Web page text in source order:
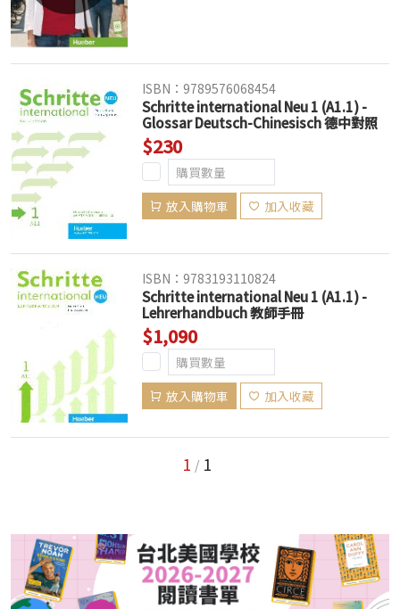
ISBN：9789576068454
Schritte international Neu 1 (A1.1) -
Glossar Deutsch-Chinesisch 德中對照
字彙本
$230
放入購物車 加入收藏
ISBN：9783193110824
Schritte international Neu 1 (A1.1) -
Lehrerhandbuch 教師手冊
$1,090
放入購物車 加入收藏
1 / 1